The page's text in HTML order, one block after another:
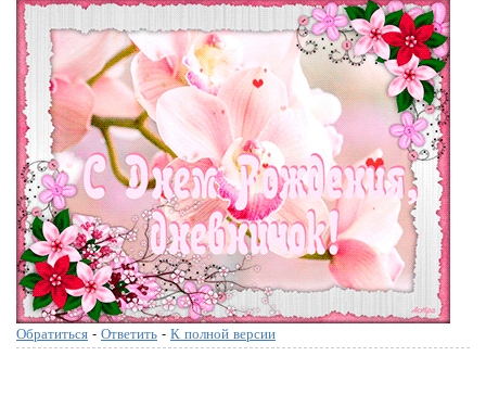
Обратиться - Ответить - К полной версии